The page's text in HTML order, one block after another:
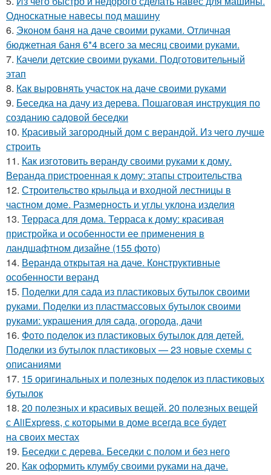
Односкатные навесы под машину
6. Эконом баня на даче своими руками. Отличная
бюджетная баня 6*4 всего за месяц своими руками.
7. Качели детские своими руками. Подготовительный
этап
8. Как выровнять участок на даче своими руками
9. Беседка на дачу из дерева. Пошаговая инструкция по
созданию садовой беседки
10. Красивый загородный дом с верандой. Из чего лучше
строить
11. Как изготовить веранду своими руками к дому.
Веранда пристроенная к дому: этапы строительства
12. Строительство крыльца и входной лестницы в
частном доме. Размерность и углы уклона изделия
13. Терраса для дома. Терраса к дому: красивая
пристройка и особенности ее применения в
ландшафтном дизайне (155 фото)
14. Веранда открытая на даче. Конструктивные
особенности веранд
15. Поделки для сада из пластиковых бутылок своими
руками. Поделки из пластмассовых бутылок своими
руками: украшения для сада, огорода, дачи
16. Фото поделок из пластиковых бутылок для детей.
Поделки из бутылок пластиковых — 23 новые схемы с
описаниями
17. 15 оригинальных и полезных поделок из пластиковых
бутылок
18. 20 полезных и красивых вещей. 20 полезных вещей
с AliExpress, с которыми в доме всегда все будет
на своих местах
19. Беседки с дерева. Беседки с полом и без него
20. Как оформить клумбу своими руками на даче.